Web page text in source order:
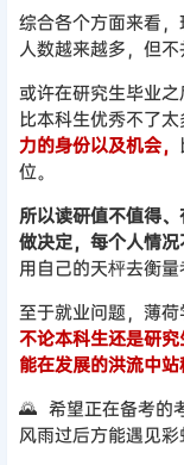
综合各个方面来看
人数越来越多，但
或许在研究生毕业
比本科生优秀不了太
力的身份以及机会，
位。
所以读研值不值得
做决定，每个人情况
用自己的天枰去衡量
至于就业问题，薄荷
不论本科生还是研
能在发展的洪流中站
🌄 希望正在备考的
风雨过后方能遇见彩